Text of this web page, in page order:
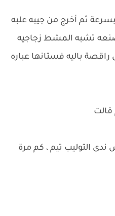
ثم أخرج من جيبه علبه
تشبه المشط زجاجيه
باليه فستانها عباره
قالت
ندى التوليب تيم ، كم مرة